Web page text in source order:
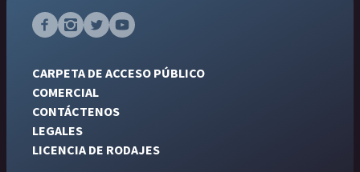
CARPETA DE ACCESO PÚBLICO
COMERCIAL
CONTÁCTENOS
LEGALES
LICENCIA DE RODAJES